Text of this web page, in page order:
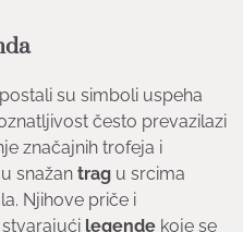
su simboli uspeha
često prevazilazi
značajnih trofeja i
snažan trag u srcima
Njihove priče i
legende koje se